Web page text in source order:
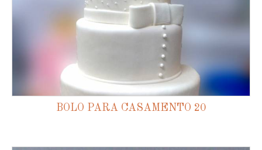
BOLO PARA CASAMENTO 20